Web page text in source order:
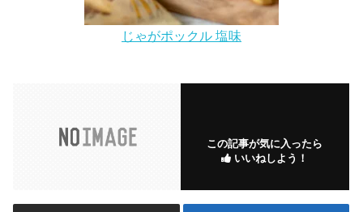
じゃがポックル 塩味
この記事が気に入ったら
いいねしよう！